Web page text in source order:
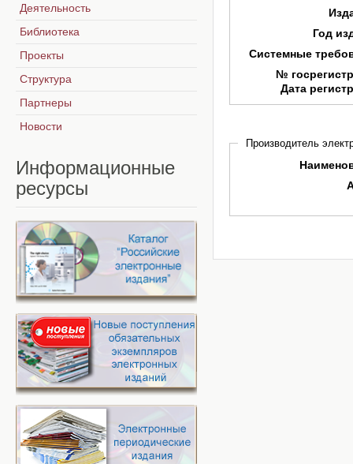
Год
Системные
№
Дата
Производитель
Деятельность
Библиотека
Проекты
Структура
Партнеры
Новости
Информационные
ресурсы